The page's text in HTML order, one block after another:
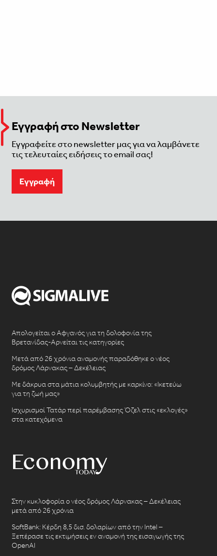
Εγγραφή στο Newsletter
Εγγραφείτε στο newsletter μας για να λαμβάνετε
τις τελευταίες ειδήσεις το email σας!
Eγγραφή
Απολογείται ο Αφγανός για τη δολοφονία της
Βρετανίδας-Αρνείται τις κατηγορίες
Μετά από 26 χρόνια αναμονής παραδόθηκε ο νέος
δρόμος Λάρνακας – Δεκέλειας
Με δάκρυα στα μάτια κολυμβητής με καρκίνο: «Ικετεύω
για τη ζωή μας»
Ισχυρισμοί Τατάρ περί παρέμβασης Όζελ στις «εκλογές»
στα κατεχόμενα
Στην κυκλοφορία ο νέος δρόμος Λάρνακας – Δεκέλειας
μετά από 26 χρόνια
SoftBank: Κέρδη 8,5 δισ. δολαρίων από την Intel –
Ξεπέρασε τις εκτιμήσεις εν αναμονή της εισαγωγής της
OpenAI